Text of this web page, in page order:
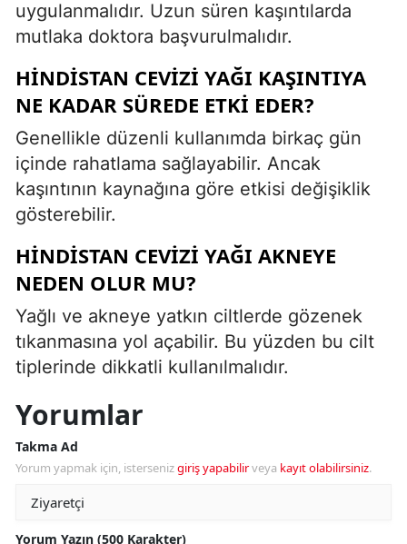
uygulanmalıdır. Uzun süren kaşıntılarda
mutlaka doktora başvurulmalıdır.
HINDISTAN CEVIZI YAĞI KAŞINTIYA
NE KADAR SÜREDE ETKI EDER?
Genellikle düzenli kullanımda birkaç gün
içinde rahatlama sağlayabilir. Ancak
kaşıntının kaynağına göre etkisi değişiklik
gösterebilir.
HINDISTAN CEVIZI YAĞI AKNEYE
NEDEN OLUR MU?
Yağlı ve akneye yatkın ciltlerde gözenek
tıkanmasına yol açabilir. Bu yüzden bu cilt
tiplerinde dikkatli kullanılmalıdır.
Yorumlar
Takma Ad
Yorum yapmak için, istersenizgiriş yapabilirveya kayıt olabilirsiniz.
Yorum Yazın (500 Karakter)